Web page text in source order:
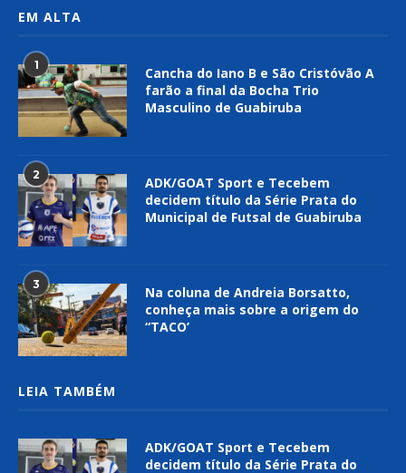
EM ALTA
1
Cancha do Iano B e São Cristóvão A
farão a final da Bocha Trio
Masculino de Guabiruba
2
ADK/GOAT Sport e Tecebem
decidem título da Série Prata do
Municipal de Futsal de Guabiruba
3
Na coluna de Andreia Borsatto,
conheça mais sobre a origem do
“TACO’
LEIA TAMBÉM
ADK/GOAT Sport e Tecebem
decidem título da Série Prata do